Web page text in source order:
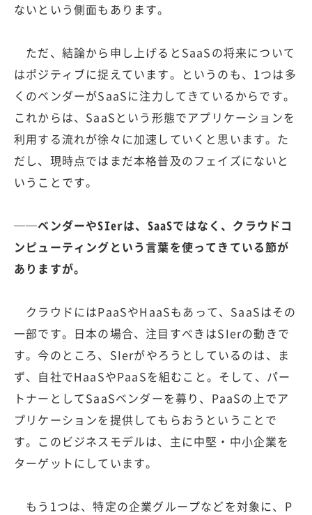
ないという側面もあります。
ただ、結論から申し上げるとSaaSの将来について
はポジティブに捉えています。というのも、1つは多
くのベンダーがSaaSに注力してきているからです。
これからは、SaaSという形態でアプリケーションを
利用する流れが徐々に加速していくと思います。た
だし、現時点ではまだ本格普及のフェイズにないと
いうことです。
──ベンダーやSIerは、SaaSではなく、クラウドコ
ンピューティングという言葉を使ってきている節が
ありますが。
クラウドにはPaaSやHaaSもあって、SaaSはその
一部です。日本の場合、注目すべきはSIerの動きで
す。今のところ、SIerがやろうとしているのは、ま
ず、自社でHaaSやPaaSを組むこと。そして、パー
トナーとしてSaaSベンダーを募り、PaaSの上でア
プリケーションを提供してもらおうということで
す。このビジネスモデルは、主に中堅・中小企業を
ターゲットにしています。
もう1つは、特定の企業グループなどを対象に、P